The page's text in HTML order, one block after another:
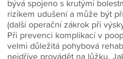
bývá spojeno s krutými
rizikem udušení a může být
(další operační zákrok při
Při prevenci komplikací v
velmi důležitá pohybová
nejdříve provádět na lůžku.